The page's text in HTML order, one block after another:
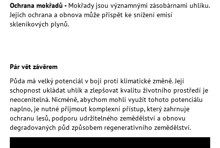
Ochrana mokřadů - Mokřady jsou významnými zásobárnami uhlíku.
Jejich ochrana a obnova může přispět ke snížení emisí
skleníkových plynů.
Pár vět závěrem
Půda má velký potenciál v boji proti klimatické změně. Její
schopnost ukládat uhlík a zlepšovat kvalitu životního prostředí je
neocenitelná. Nicméně, abychom mohli využít tohoto potenciálu
naplno, je nutné přijmout komplexní přístup, který zahrnuje
ochranu lesů, podporu udržitelného zemědělství a obnovu
degradovaných půd způsobem regenerativního zemědělství.
D
o
p
o
r
u